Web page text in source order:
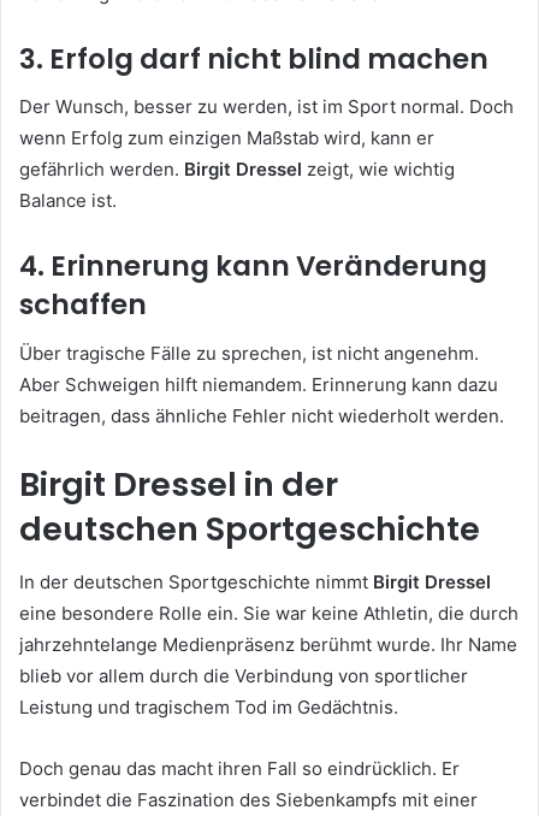
3. Erfolg darf nicht blind machen
Der Wunsch, besser zu werden, ist im Sport normal. Doch
wenn Erfolg zum einzigen Maßstab wird, kann er
gefährlich werden. Birgit Dressel zeigt, wie wichtig
Balance ist.
4. Erinnerung kann Veränderung
schaffen
Über tragische Fälle zu sprechen, ist nicht angenehm.
Aber Schweigen hilft niemandem. Erinnerung kann dazu
beitragen, dass ähnliche Fehler nicht wiederholt werden.
Birgit Dressel in der
deutschen Sportgeschichte
In der deutschen Sportgeschichte nimmt Birgit Dressel
eine besondere Rolle ein. Sie war keine Athletin, die durch
jahrzehntelange Medienpräsenz berühmt wurde. Ihr Name
blieb vor allem durch die Verbindung von sportlicher
Leistung und tragischem Tod im Gedächtnis.
Doch genau das macht ihren Fall so eindrücklich. Er
verbindet die Faszination des Siebenkampfs mit einer